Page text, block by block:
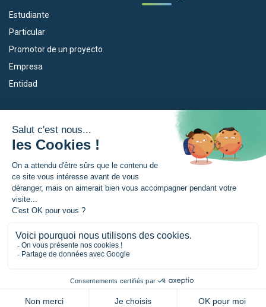
Estudiante
Particular
Promotor de un proyecto
Empresa
Entidad
Empleo
Eskola Futura
Forma NAEN
TRANSFERMUGA-RREKIN
La Eurorregión
¿Qué es la Eurorregión?
Noticias
Area de prensea
© Eurorregion Nueva Aquitania, Euskadi, Navarra |Menciones legales